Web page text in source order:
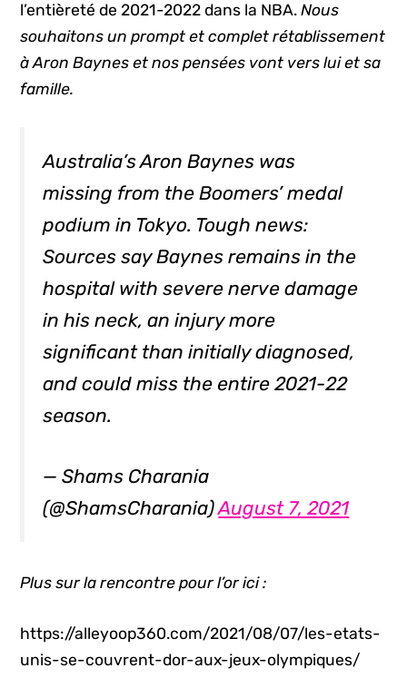
l’entièreté de 2021-2022 dans la NBA.Nous
souhaitons un prompt et complet rétablissement
à Aron Baynes et nos pensées vont vers lui et sa
famille.
Australia’s Aron Baynes was
missing from the Boomers’ medal
podium in Tokyo. Tough news:
Sources say Baynes remains in the
hospital with severe nerve damage
in his neck, an injury more
significant than initially diagnosed,
and could miss the entire 2021-22
season.
— Shams Charania
(@ShamsCharania)August 7, 2021
Plus sur la rencontre pour l’or ici :
https://alleyoop360.com/2021/08/07/les-etats-
unis-se-couvrent-dor-aux-jeux-olympiques/